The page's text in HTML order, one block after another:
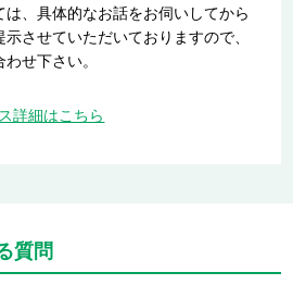
は、具体的なお話をお伺いしてから
させていただいておりますので、
せ下さい。
詳細はこちら
質問